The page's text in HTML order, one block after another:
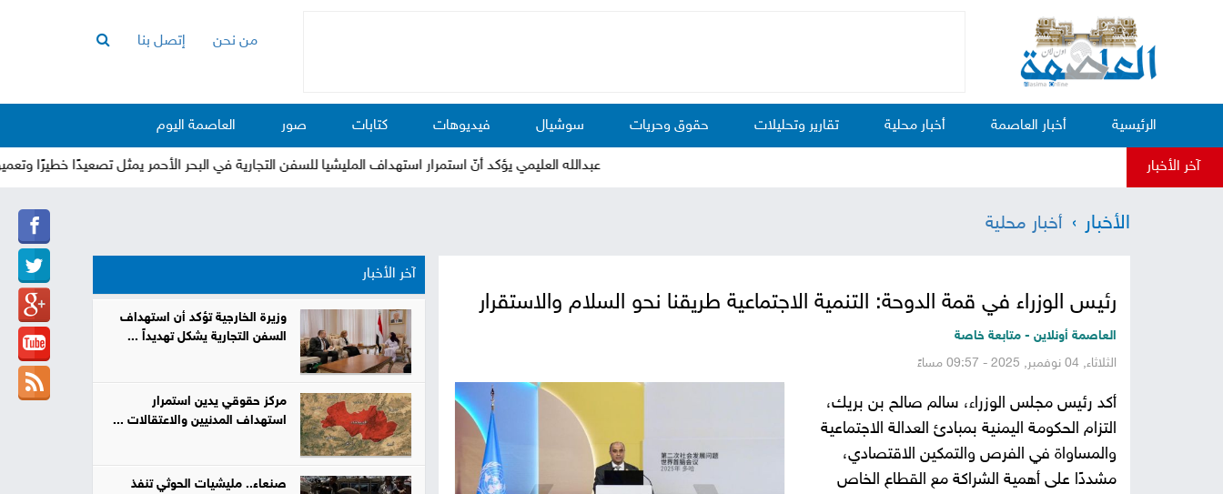
العاصمة
أخبار
تقارير
وتحليلات
حقوق
وحريات
سوشيال
كتابات
فيديوهات
من نحن إتصل بنا
الرئيسية أخبار العاصمة أخبار محلية تقارير وتحليلات حقوق وحريات سوشيال فيديوهات كتابات صور العاصمة اليوم
آخر الأخبار عبدالله العليمي يؤكد أنّ استمرار استهداف المليشيا للسفن التجارية في البحر الأحمر يمثل تصعيدًا خطيرًا وتعميق
الأخبار أخبار محلية
رئيس الوزراء في قمة الدوحة: التنمية الاجتماعية طريقنا نحو السلام والاستقرار
العاصمة أونلاين - متابعة خاصة
الثلاثاء, 04 نوفمبر, 2025 - 09:57 مساءً
أكد رئيس مجلس الوزراء، سالم صالح بن بريك،
التزام الحكومة اليمنية بمبادئ العدالة الاجتماعية
والمساواة في الفرص والتمكين الاقتصادي،
مشددًا على أهمية الشراكة مع القطاع الخاص
آخر الأخبار
وزيرة الخارجية تؤكد أن استهداف
السفن التجارية يشكل تهديداً ...
مركز حقوقي يدين استمرار
استهداف المدنيين والاعتقالات ...
صنعاء.. مليشيات الحوثي تنفذ